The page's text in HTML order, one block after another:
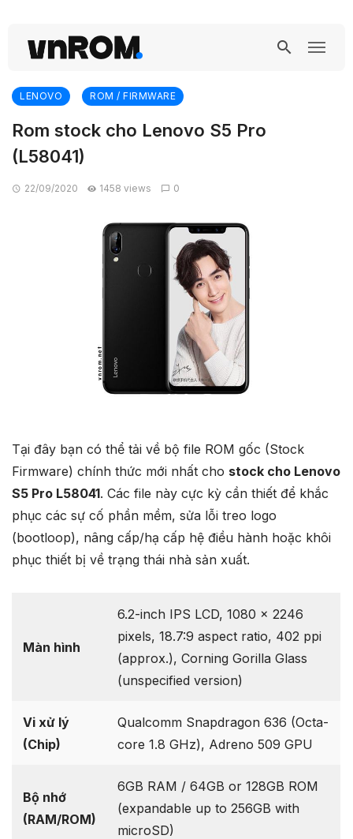
LENOVO ROM / FIRMWARE
Rom stock cho Lenovo S5 Pro
(L58041)
22/09/2020 1458 views 0
Tại đây bạn có thể tải về bộ file ROM gốc (Stock
Firmware) chính thức mới nhất cho stock cho Lenovo
S5 Pro L58041. Các file này cực kỳ cần thiết để khắc
phục các sự cố phần mềm, sửa lỗi treo logo
(bootloop), nâng cấp/hạ cấp hệ điều hành hoặc khôi
phục thiết bị về trạng thái nhà sản xuất.
Màn hình
6.2-inch IPS LCD, 1080 x 2246
pixels, 18.7:9 aspect ratio, 402 ppi
(approx.), Corning Gorilla Glass
(unspecified version)
Vi xử lý
(Chip)
Qualcomm Snapdragon 636 (Octa-
core 1.8 GHz), Adreno 509 GPU
Bộ nhớ
(RAM/ROM)
6GB RAM / 64GB or 128GB ROM
(expandable up to 256GB with
microSD)